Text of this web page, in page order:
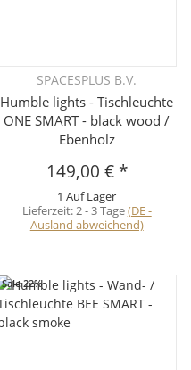
SPACESPLUS B.V.
Humble lights - Tischleuchte
ONE SMART - black wood /
Ebenholz
149,00 € *
1 Auf Lager
Lieferzeit:2 - 3 Tage(DE -
Ausland abweichend)
Sale 22%